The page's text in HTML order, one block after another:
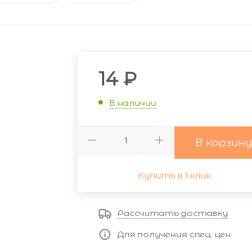
14 ₽
В наличии
В корзину
Купить в 1 клик
Рассчитать доставку
Для получения спец. цен